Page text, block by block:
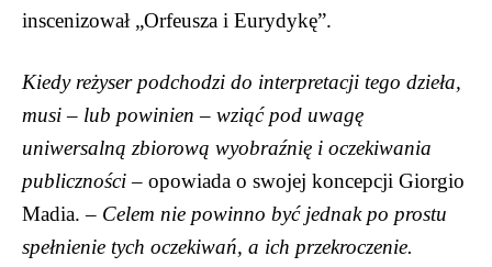
inscenizował „Orfeusza i Eurydykę”.
Kiedy reżyser podchodzi do interpretacji tego dzieła,
musi – lub powinien – wziąć pod uwagę
uniwersalną zbiorową wyobraźnię i oczekiwania
publiczności– opowiada o swojej koncepcji Giorgio
Madia. – Celem nie powinno być jednak po prostu
spełnienie tych oczekiwań, a ich przekroczenie.